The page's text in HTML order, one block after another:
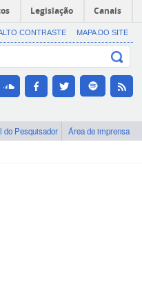
Legislação Canais
CONTRASTE MAPA DO SITE
do Pesquisador Área de imprensa